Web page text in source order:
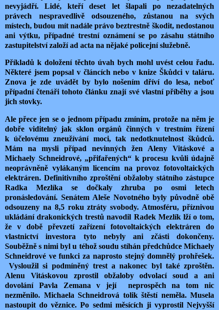
nevyjádří. Lidé, kteří deset let šlapali po nezadatelných
právech nespravedlivě odsouzeného, zůstanou na svých
místech, budou mít nadále právo beztrestně škodit, nedostanou
ani výtku, případné trestní oznámení se po zásahu státního
zastupitelství založí ad acta na nějaké policejní služebně.
Příkladů k doložení těchto úvah bych mohl uvést celou řadu.
Některé jsem popsal v článcích nebo v knize Škůdci v taláru.
Znova je zde uvádět by bylo nošením dříví do lesa, neboť
případní čtenáři tohoto článku znají své vlastní příběhy a jsou
jich stovky.
Ale přece jen se o jednom případu zmíním, protože na něm je
dobře viditelný jak sklon orgánů činných v trestním řízení
k účelovému zneužívání moci, tak nedotknutelnost škůdců.
Mám na mysli případ nevinných žen Aleny Vitáskové a
Michaely Schneidrové, „přifařených“ k procesu kvůli údajně
neoprávněně vylákaným licencím na provoz fotovoltaických
elektráren. Definitivního zproštění obžaloby státního zástupce
Radka Mezlíka se dočkaly zhruba po osmi letech
pronásledování. Senátem Aleše Novotného byly původně obě
odsouzeny na 8,5 roku ztráty svobody. Atmosféru, příznivou
ukládání drakonických trestů navodil Radek Mezlík lží o tom,
že v době převzetí zařízení fotovoltaických elektráren do
vlastnictví investora tyto nebyly ani zčásti dokončeny.
Souběžně s nimi byl u téhož soudu stíhán předchůdce Michaely
Schneidrové ve funkci za naprosto stejný domnělý prohřešek.
Vysloužil si podmíněný trest a nakonec byl také zproštěn.
Alenu Vitáskovou zprostil obžaloby odvolací soud a ani
dovolání Pavla Zemana v její neprospěch na tom nic
nezměnilo. Michaela Schneidrová tolik štěstí neměla. Musela
nastoupit do věznice. Po sedmi měsících ji vyprostil Nejvyšší